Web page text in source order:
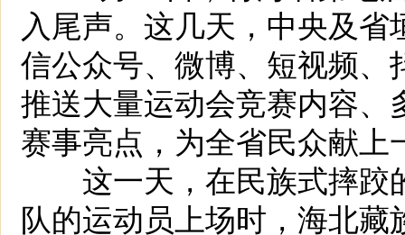
入尾声。这几天，中央及
信公众号、微博、短视频
推送大量运动会竞赛内容
赛事亮点，为全省民众献
这一天，在民族式摔跤
队的运动员上场时，海北